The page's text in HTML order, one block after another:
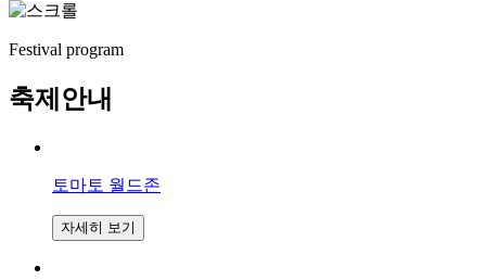
Festival program
축제안내
토마토 월드존
자세히 보기